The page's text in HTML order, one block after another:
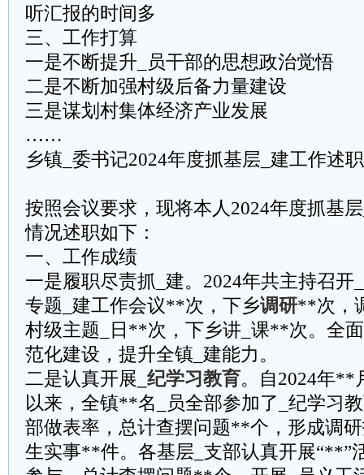
听汇报的时间多
三、工作打算
一是不断提升_员干部的思想政治觉悟
二是不断加强村级后备力量建设
三是谋划村集体经济产业发展
……
乡镇_委书记2024年度抓基层_建工作述
按照会议要求，现将本人2024年度抓基
情况述职如下：
一、工作成绩
一是履职尽责抓_建。2024年共主持召
专题_建工作会议**次，下乡调研**次，
村级主题_日**次，下乡讲_课**次。全
范化建设，提升全镇_建能力。
二是认真开展 _纪学习教育。自2024年**
以来，全镇**名_员全部参加了_纪学习
部做表率，总计查摆问题**个，形成调
生实事**件。各基层_支部认真开展“**”